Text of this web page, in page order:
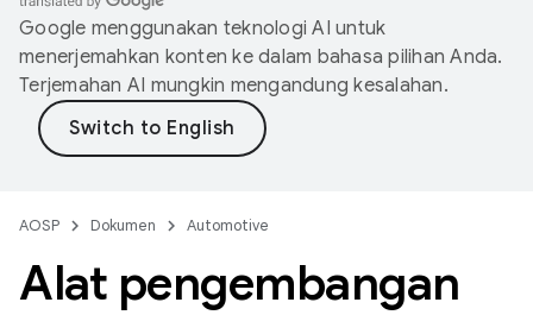
Google menggunakan teknologi AI untuk
menerjemahkan konten ke dalam bahasa pilihan Anda.
Terjemahan AI mungkin mengandung kesalahan.
AOSP Dokumen Automotive
Alat pengembangan